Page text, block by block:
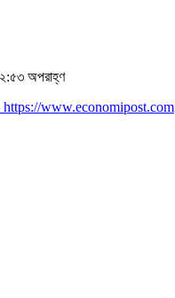
অপরাহ্ণ
https://www.economipost.com